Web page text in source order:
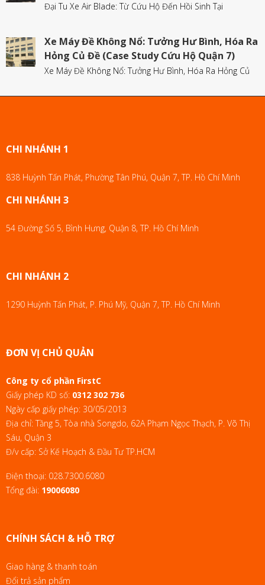
Đại Tu Xe Air Blade: Từ Cứu Hộ Đến Hồi Sinh Tại
Xe Máy Đề Không Nổ: Tưởng Hư Bình, Hóa Ra
Hỏng Củ Đề (Case Study Cứu Hộ Quận 7)
Xe Máy Đề Không Nổ: Tưởng Hư Bình, Hóa Ra Hỏng Củ
CHI NHÁNH 1
838 Huỳnh Tấn Phát, Phường Tân Phú, Quận 7, TP. Hồ Chí Minh
CHI NHÁNH 3
54 Đường Số 5, Bình Hưng, Quận 8, TP. Hồ Chí Minh
CHI NHÁNH 2
1290 Huỳnh Tấn Phát, P. Phú Mỹ, Quận 7, TP. Hồ Chí Minh
ĐƠN VỊ CHỦ QUẢN
Công ty cổ phần FirstC
Giấy phép KD số: 0312 302 736
Ngày cấp giấy phép: 30/05/2013
Địa chỉ: Tầng 5, Tòa nhà Songdo, 62A Phạm Ngọc Thạch, P. Võ Thị
Sáu, Quận 3
Đ/v cấp: Sở Kế Hoạch & Đầu Tư TP.HCM
Điện thoại: 028.7300.6080
Tổng đài: 19006080
CHÍNH SÁCH & HỖ TRỢ
Giao hàng & thanh toán
Đổi trả sản phẩm